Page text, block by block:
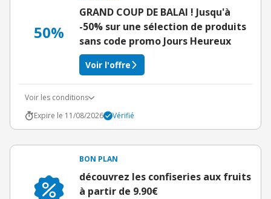
50%
GRAND COUP DE BALAI ! Jusqu'à
-50% sur une sélection de produits
sans code promo Jours Heureux
Voir l'offre
Voir les conditions
Expire le 11/08/2026
Vérifié
BON PLAN
découvrez les confiseries aux fruits
à partir de 9.90€